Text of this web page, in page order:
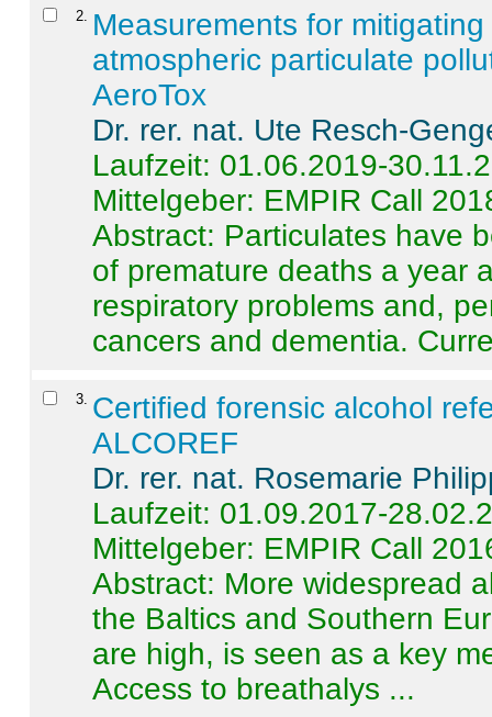
2
Measurements for
atmospheric particulate
AeroTox
Dr. rer. nat. Ute Resch-
Laufzeit: 01.06.2019-
Mittelgeber: EMPIR Call
Abstract: Particulates have
of premature deaths a year
respiratory problems and,
cancers and dementia.
3 Certified forensic alcohol
ALCOREF
Dr. rer. nat. Rosemarie
Laufzeit: 01.09.2017-
Mittelgeber: EMPIR Call
Abstract: More widespread
the Baltics and Southern
are high, is seen as a key
Access to breathalys ...